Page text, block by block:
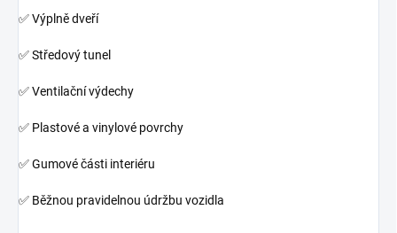
✅ Výplně dveří
✅ Středový tunel
✅ Ventilační výdechy
✅ Plastové a vinylové povrchy
✅ Gumové části interiéru
✅ Běžnou pravidelnou údržbu vozidla